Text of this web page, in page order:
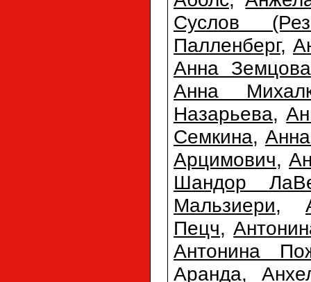
Суслов
Палленберг,
Анна Земцова
Анна
Назарьева,
Семкина,
Арцимович,
Шандор
Мальзиери,
Пецч,
Антонина
Аранда,